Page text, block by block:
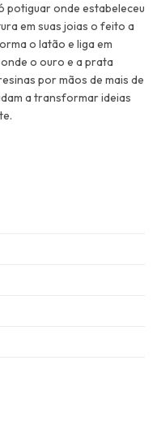
potiguar onde estabeleceu
em suas joias o feito a
o latão e liga em
o ouro e a prata
por mãos de mais de
a transformar ideias